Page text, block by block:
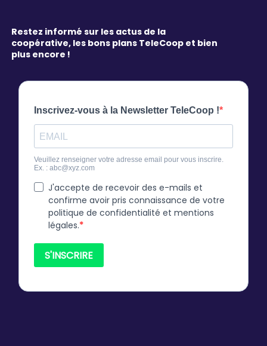
Restez informé sur les actus de la
coopérative, les bons plans TeleCoop et bien
plus encore !